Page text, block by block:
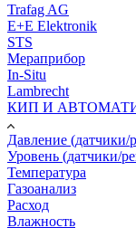
Trafag AG
E+E Elektronik
STS
Мераприбор
In-Situ
Lambrecht
КИП И
Давление (датчики/
Уровень (датчики/
Температура
Газоанализ
Расход
Влажность